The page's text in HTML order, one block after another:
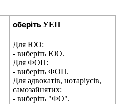
оберітьУЕП
Для ЮО:
- виберіть ЮО.
Для ФОП:
- виберіть ФОП.
Для адвокатів, нотаріусів,
самозайнятих:
- виберіть "ФО".